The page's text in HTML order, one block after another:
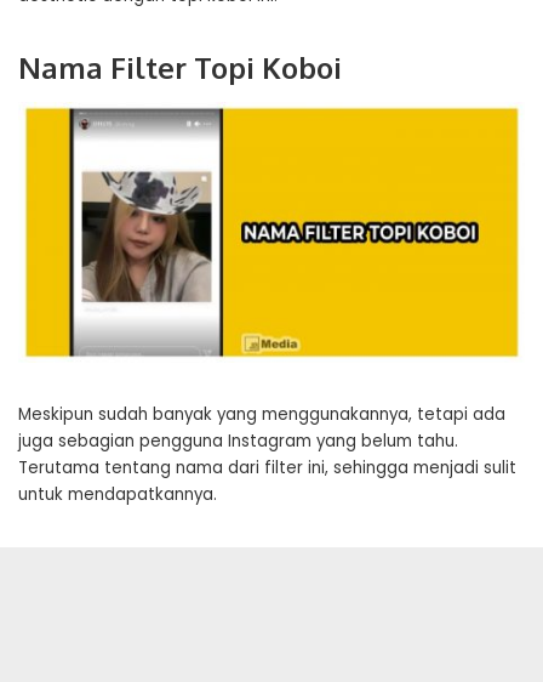
Nama Filter Topi Koboi
Meskipun sudah banyak yang menggunakannya, tetapi ada
juga sebagian pengguna Instagram yang belum tahu.
Terutama tentang nama dari filter ini, sehingga menjadi sulit
untuk mendapatkannya.